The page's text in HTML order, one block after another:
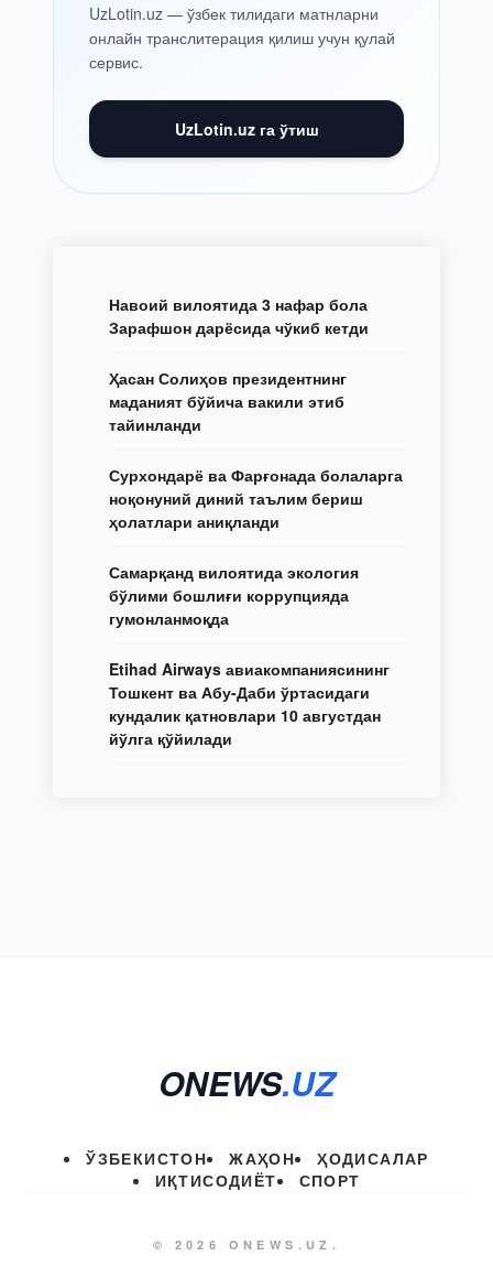
UzLotin.uz — ўзбек тилидаги матнларни
онлайн транслитерация қилиш учун қулай
сервис.
UzLotin.uz га ўтиш
Навоий вилоятида 3 нафар бола
Зарафшон дарёсида чўкиб кетди
Ҳасан Солиҳов президентнинг
маданият бўйича вакили этиб
тайинланди
Сурхондарё ва Фарғонада болаларга
ноқонуний диний таълим бериш
ҳолатлари аниқланди
Самарқанд вилоятида экология
бўлими бошлиғи коррупцияда
гумонланмоқда
Etihad Airways авиакомпаниясининг
Тошкент ва Абу-Даби ўртасидаги
кундалик қатновлари 10 августдан
йўлга қўйилади
ONEWS.UZ
ЎЗБЕКИСТОН ЖАҲОН
ҲОДИСАЛАР
ИҚТИСОДИЁТ
СПОРТ
© 2026 ONEWS.UZ.